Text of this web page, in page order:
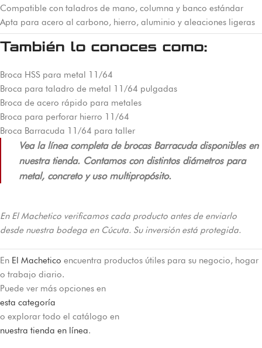
Compatible con taladros de mano, columna y banco estándar
Apta para acero al carbono, hierro, aluminio y aleaciones ligeras
También lo conoces como:
Broca HSS para metal 11/64
Broca para taladro de metal 11/64 pulgadas
Broca de acero rápido para metales
Broca para perforar hierro 11/64
Broca Barracuda 11/64 para taller
Vea la línea completa de brocas Barracuda disponibles en
nuestra tienda. Contamos con distintos diámetros para
metal, concreto y uso multipropósito.
En El Machetico verificamos cada producto antes de enviarlo
desde nuestra bodega en Cúcuta. Su inversión está protegida.
En El Machetico encuentra productos útiles para su negocio, hogar
o trabajo diario.
Puede ver más opciones en
esta categoría
o explorar todo el catálogo en
nuestra tienda en línea.